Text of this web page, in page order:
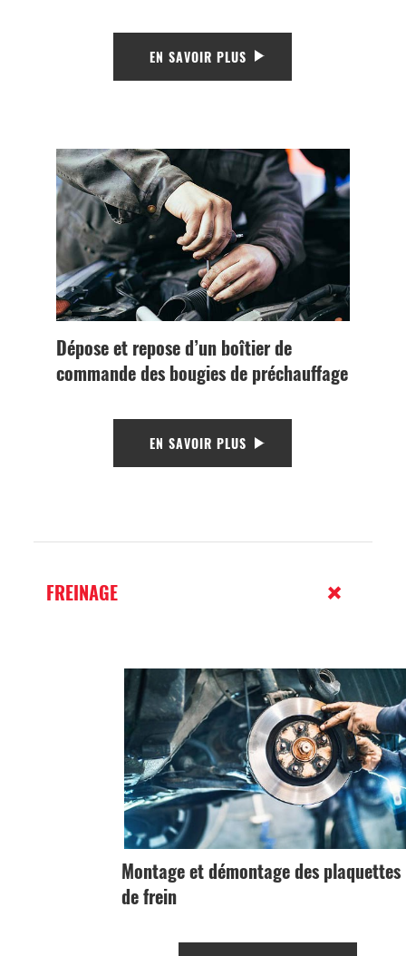
EN SAVOIR PLUS
Dépose et repose d’un boîtier de
commande des bougies de préchauffage
EN SAVOIR PLUS
FREINAGE
Montage et démontage des plaquettes
de frein